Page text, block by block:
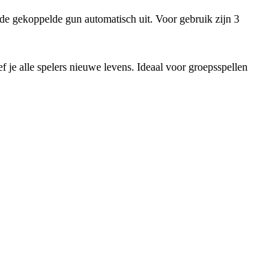
gekoppelde gun automatisch uit. Voor gebruik zijn 3
alle spelers nieuwe levens. Ideaal voor groepsspellen